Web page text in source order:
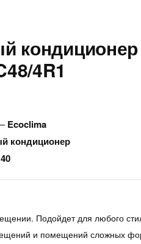
4R1
Ecoclima
кондиционер
Подойдет для любого
и помещений сложных